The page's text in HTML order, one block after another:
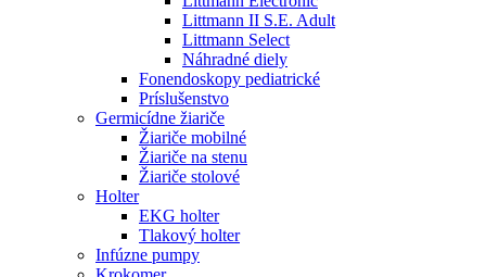
Littmann II S.E. Adult
Littmann Select
Náhradné diely
Fonendoskopy pediatrické
Príslušenstvo
Germicídne žiariče
Žiariče mobilné
Žiariče na stenu
Žiariče stolové
Holter
EKG holter
Tlakový holter
Infúzne pumpy